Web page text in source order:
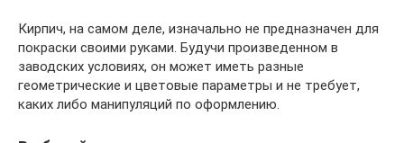
Кирпич, на самом деле, изначально не предназначен для
покраски своими руками. Будучи произведенном в
заводских условиях, он может иметь разные
геометрические и цветовые параметры и не требует,
каких либо манипуляций по оформлению.